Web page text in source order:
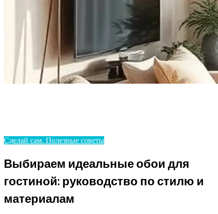
Сделай сам. Полезные советы
Выбираем идеальные обои для
гостиной: руководство по стилю и
материалам